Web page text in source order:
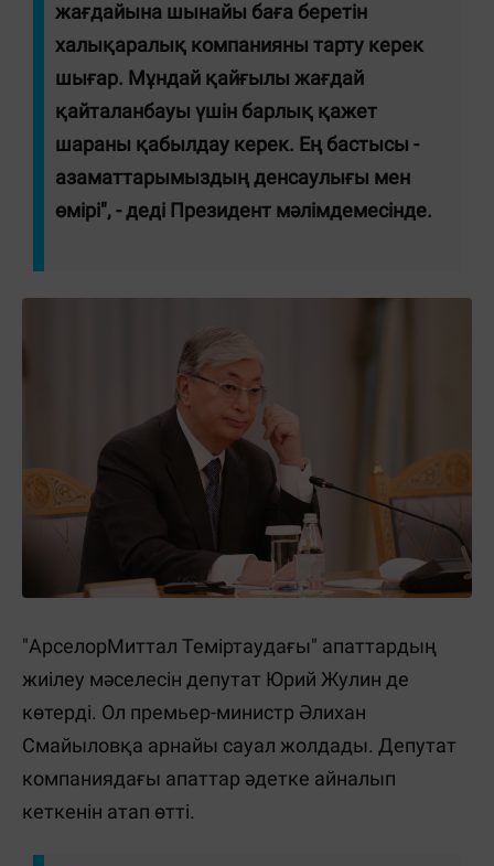
жағдайына шынайы баға беретін
халықаралық компанияны тарту керек
шығар. Мұндай қайғылы жағдай
қайталанбауы үшін барлық қажет
шараны қабылдау керек. Ең бастысы -
азаматтарымыздың денсаулығы мен
өмірі", - деді Президент мәлімдемесінде.
"АрселорМиттал Теміртаудағы" апаттардың
жиілеу мәселесін депутат Юрий Жулин де
көтерді. Ол премьер-министр Әлихан
Смайыловқа арнайы сауал жолдады. Депутат
компаниядағы апаттар әдетке айналып
кеткенін атап өтті.